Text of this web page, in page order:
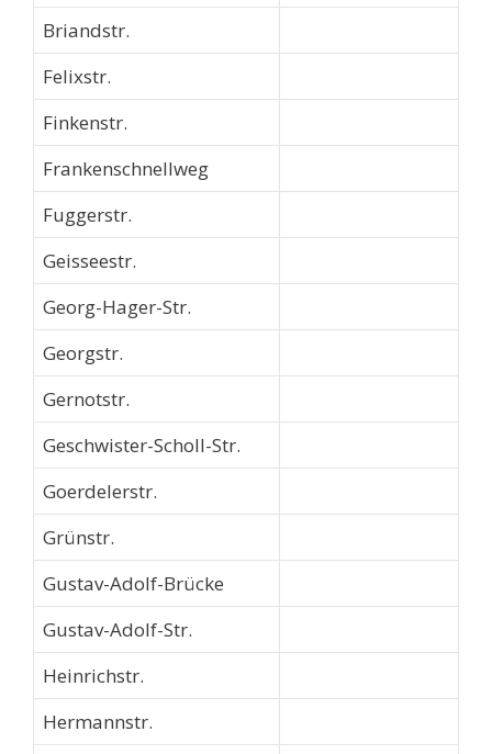
Briandstr.
Felixstr.
Finkenstr.
Frankenschnellweg
Fuggerstr.
Geisseestr.
Georg-Hager-Str.
Georgstr.
Gernotstr.
Geschwister-Scholl-Str.
Goerdelerstr.
Grünstr.
Gustav-Adolf-Brücke
Gustav-Adolf-Str.
Heinrichstr.
Hermannstr.